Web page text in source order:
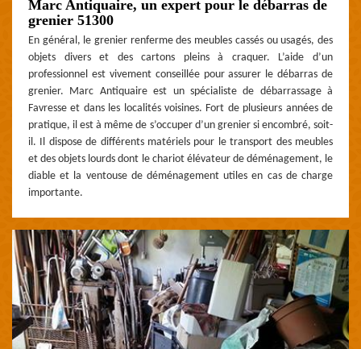
Marc Antiquaire, un expert pour le débarras de
grenier 51300
En général, le grenier renferme des meubles cassés ou usagés, des
objets divers et des cartons pleins à craquer. L’aide d’un
professionnel est vivement conseillée pour assurer le débarras de
grenier. Marc Antiquaire est un spécialiste de débarrassage à
Favresse et dans les localités voisines. Fort de plusieurs années de
pratique, il est à même de s’occuper d’un grenier si encombré, soit-
il. Il dispose de différents matériels pour le transport des meubles
et des objets lourds dont le chariot élévateur de déménagement, le
diable et la ventouse de déménagement utiles en cas de charge
importante.